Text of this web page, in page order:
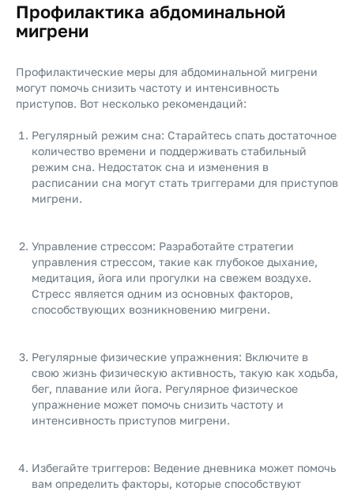
Профилактика абдоминальной
мигрени
Профилактические меры для абдоминальной мигрени
могут помочь снизить частоту и интенсивность
приступов. Вот несколько рекомендаций:
Регулярный режим сна: Старайтесь спать достаточное
количество времени и поддерживать стабильный
режим сна. Недостаток сна и изменения в
расписании сна могут стать триггерами для приступов
мигрени.
Управление стрессом: Разработайте стратегии
управления стрессом, такие как глубокое дыхание,
медитация, йога или прогулки на свежем воздухе.
Стресс является одним из основных факторов,
способствующих возникновению мигрени.
Регулярные физические упражнения: Включите в
свою жизнь физическую активность, такую как ходьба,
бег, плавание или йога. Регулярное физическое
упражнение может помочь снизить частоту и
интенсивность приступов мигрени.
Избегайте триггеров: Ведение дневника может помочь
вам определить факторы, которые способствуют